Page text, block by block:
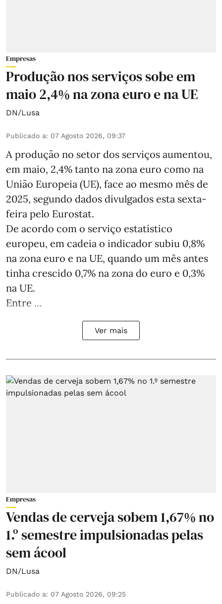
Empresas
Produção nos serviços sobe em
maio 2,4% na zona euro e na UE
DN/Lusa
Publicado a: 07 Agosto 2026, 09:37
A produção no setor dos serviços aumentou,
em maio, 2,4% tanto na zona euro como na
União Europeia (UE), face ao mesmo mês de
2025, segundo dados divulgados esta sexta-
feira pelo Eurostat.
De acordo com o serviço estatístico
europeu, em cadeia o indicador subiu 0,8%
na zona euro e na UE, quando um mês antes
tinha crescido 0,7% na zona do euro e 0,3%
na UE.
Entre ...
Ver mais
Empresas
Vendas de cerveja sobem 1,67% no
1.º semestre impulsionadas pelas
sem ácool
DN/Lusa
Publicado a: 07 Agosto 2026, 09:25